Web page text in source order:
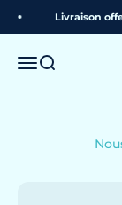
Passer au contenu
Livraison
MenuRecherche